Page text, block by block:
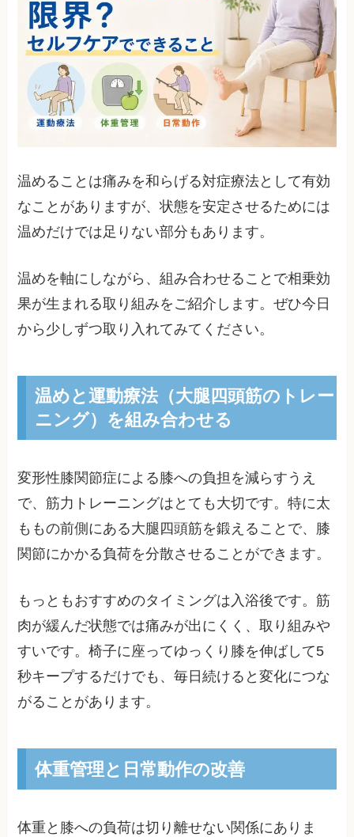
温めることは痛みを和らげる対症療法として有効
なことがありますが、状態を安定させるためには
温めだけでは足りない部分もあります。
温めを軸にしながら、組み合わせることで相乗効
果が生まれる取り組みをご紹介します。ぜひ今日
から少しずつ取り入れてみてください。
温めと運動療法（大腿四頭筋のトレー
ニング）を組み合わせる
変形性膝関節症による膝への負担を減らすうえ
で、筋力トレーニングはとても大切です。特に太
ももの前側にある大腿四頭筋を鍛えることで、膝
関節にかかる負荷を分散させることができます。
もっともおすすめのタイミングは入浴後です。筋
肉が緩んだ状態では痛みが出にくく、取り組みや
すいです。椅子に座ってゆっくり膝を伸ばして5
秒キープするだけでも、毎日続けると変化につな
がることがあります。
体重管理と日常動作の改善
体重と膝への負荷は切り離せない関係にありま